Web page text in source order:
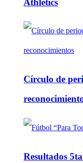
Athletics
Círculo de
Resultados